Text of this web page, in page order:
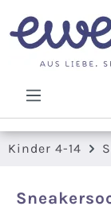
Zum Hauptinhalt
Kinder 4-14